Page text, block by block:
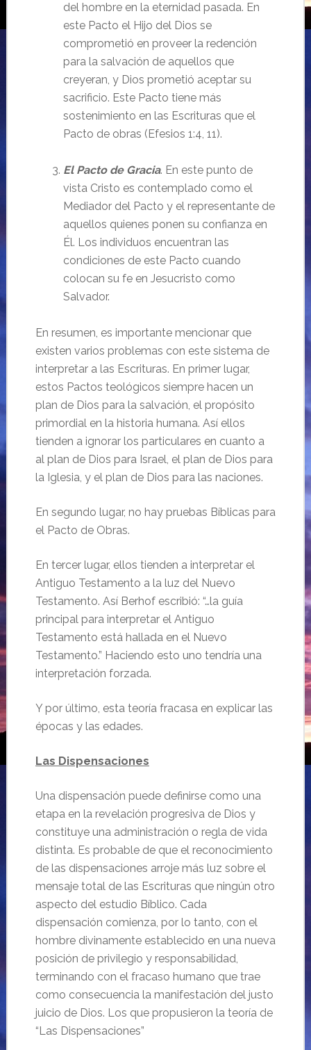
del hombre en la eternidad pasada. En
este Pacto el Hijo del Dios se
comprometió en proveer la redención
para la salvación de aquellos que
creyeran, y Dios prometió aceptar su
sacrificio. Este Pacto tiene más
sostenimiento en las Escrituras que el
Pacto de obras (Efesios 1:4, 11).
El Pacto de Gracia. En este punto de
vista Cristo es contemplado como el
Mediador del Pacto y el representante de
aquellos quienes ponen su confianza en
Él. Los individuos encuentran las
condiciones de este Pacto cuando
colocan su fe en Jesucristo como
Salvador.
En resumen, es importante mencionar que
existen varios problemas con este sistema de
interpretar a las Escrituras. En primer lugar,
estos Pactos teológicos siempre hacen un
plan de Dios para la salvación, el propósito
primordial en la historia humana. Así ellos
tienden a ignorar los particulares en cuanto a
al plan de Dios para Israel, el plan de Dios para
la Iglesia, y el plan de Dios para las naciones.
En segundo lugar, no hay pruebas Bíblicas para
el Pacto de Obras.
En tercer lugar, ellos tienden a interpretar el
Antiguo Testamento a la luz del Nuevo
Testamento. Así Berhof escribió: “…la guía
principal para interpretar el Antiguo
Testamento está hallada en el Nuevo
Testamento.” Haciendo esto uno tendría una
interpretación forzada.
Y por último, esta teoría fracasa en explicar las
épocas y las edades.
Las Dispensaciones
Una dispensación puede definirse como una
etapa en la revelación progresiva de Dios y
constituye una administración o regla de vida
distinta. Es probable de que el reconocimiento
de las dispensaciones arroje más luz sobre el
mensaje total de las Escrituras que ningún otro
aspecto del estudio Bíblico. Cada
dispensación comienza, por lo tanto, con el
hombre divinamente establecido en una nueva
posición de privilegio y responsabilidad,
terminando con el fracaso humano que trae
como consecuencia la manifestación del justo
juicio de Dios. Los que propusieron la teoría de
“Las Dispensaciones”